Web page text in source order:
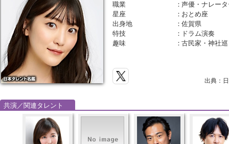
職業
：声優・ナレー
星座
： おとめ座
出身地
：佐賀県
特技
： ドラム演奏
趣味
：古民家・神社
出典：
共演／関連タレント